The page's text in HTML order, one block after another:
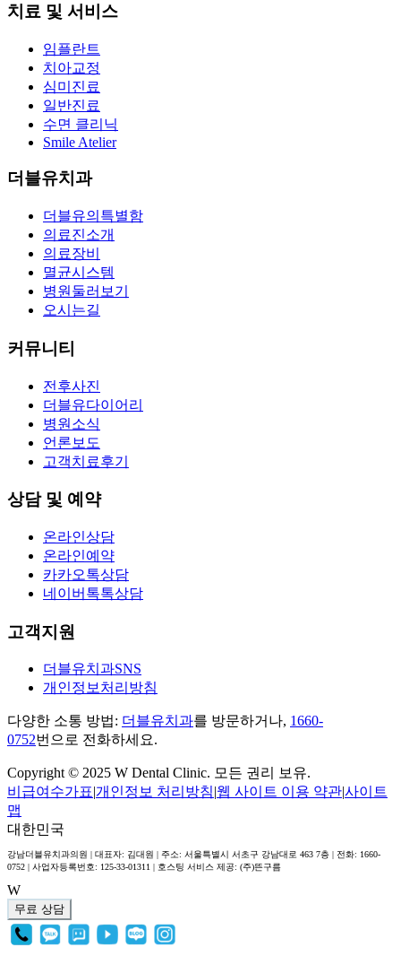
치료 및 서비스
임플란트
치아교정
심미진료
일반진료
수면 클리닉
Smile Atelier
더블유치과
더블유의특별함
의료진소개
의료장비
멸균시스템
병원둘러보기
오시는길
커뮤니티
전후사진
더블유다이어리
병원소식
언론보도
고객치료후기
상담 및 예약
온라인상담
온라인예약
카카오톡상담
네이버톡톡상담
고객지원
더블유치과SNS
개인정보처리방침
다양한 소통 방법: 더블유치과를 방문하거나, 1660-
0752번으로 전화하세요.
Copyright © 2025 W Dental Clinic. 모든 권리 보유.
비급여수가표|개인정보 처리방침|웹 사이트 이용 약관|사이트
맵
대한민국
강남더블유치과의원 | 대표자: 김대원 | 주소: 서울특별시 서초구 강남대로 463 7층 | 전화: 1660-
0752 | 사업자등록번호: 125-33-01311 | 호스팅 서비스 제공: (주)뜬구름
W
무료 상담